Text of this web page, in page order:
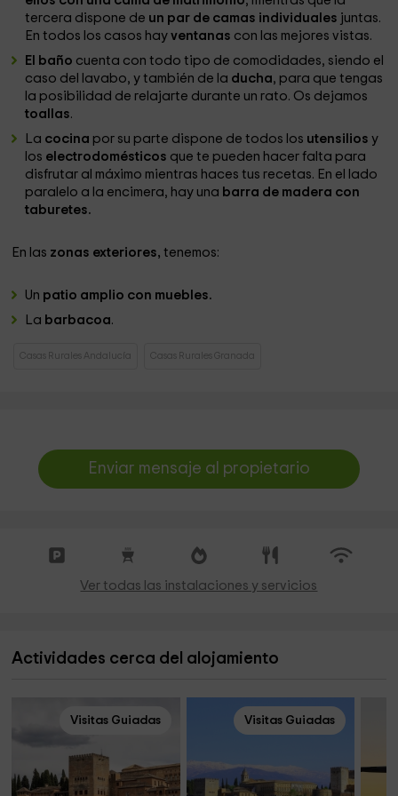
tercera dispone de un par de camas individuales juntas.
En todos los casos hayventanas con las mejores vistas.
El baño cuenta con todo tipo de comodidades, siendo el
caso del lavabo, y también de la ducha, para que tengas
la posibilidad de relajarte durante un rato. Os dejamos
toallas.
La cocina por su parte dispone de todos los utensiliosy
los electrodomésticos que te pueden hacer falta para
disfrutar al máximo mientras haces tus recetas. En el lado
paralelo a la encimera, hay una barra de madera con
taburetes.
En las zonas exteriores, tenemos:
Un patio amplio con muebles.
La barbacoa.
Casas Rurales Andalucía Casas Rurales Granada
Enviar mensaje al propietario
Ver todas las instalaciones y servicios
Actividades cerca del alojamiento
Visitas Guiadas Visitas Guiadas